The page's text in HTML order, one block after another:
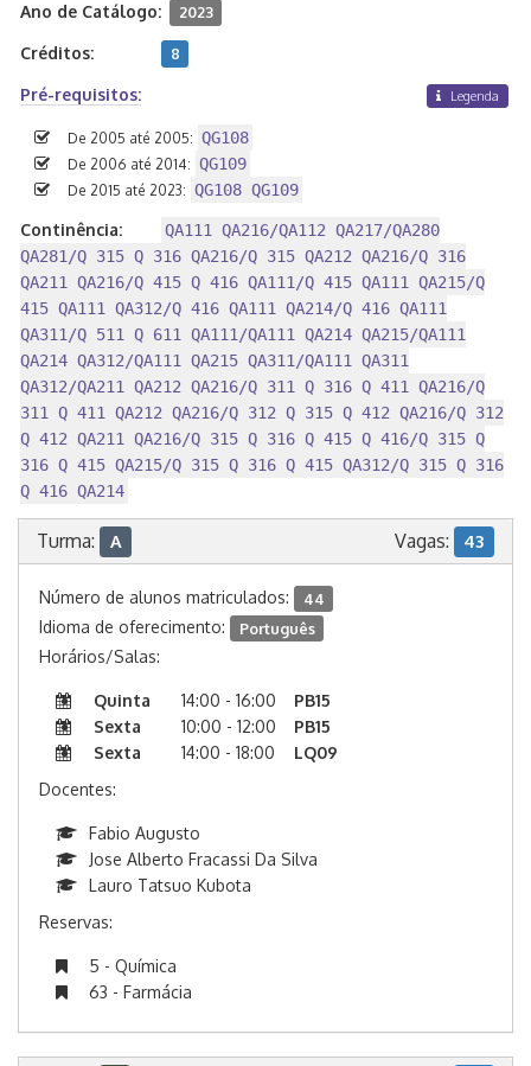
Ano de Catálogo: 2023
Créditos: 8
Pré-requisitos: Legenda
De 2005 até 2005: QG108
De 2006 até 2014: QG109
De 2015 até 2023: QG108 QG109
Continência:
QA111 QA216/QA112 QA217/QA280
QA281/Q 315 Q 316 QA216/Q 315 QA212 QA216/Q 316
QA211 QA216/Q 415 Q 416 QA111/Q 415 QA111 QA215/Q
415 QA111 QA312/Q 416 QA111 QA214/Q 416 QA111
QA311/Q 511 Q 611 QA111/QA111 QA214 QA215/QA111
QA214 QA312/QA111 QA215 QA311/QA111 QA311
QA312/QA211 QA212 QA216/Q 311 Q 316 Q 411 QA216/Q
311 Q 411 QA212 QA216/Q 312 Q 315 Q 412 QA216/Q 312
Q 412 QA211 QA216/Q 315 Q 316 Q 415 Q 416/Q 315 Q
316 Q 415 QA215/Q 315 Q 316 Q 415 QA312/Q 315 Q 316
Q 416 QA214
Turma: A Vagas: 43
Número de alunos matriculados: 44
Idioma de oferecimento: Português
Horários/Salas:
Quinta 14:00 - 16:00
PB15
Sexta
10:00 - 12:00
PB15
Sexta
14:00 - 18:00
LQ09
Docentes:
Fabio Augusto
Jose Alberto Fracassi Da Silva
Lauro Tatsuo Kubota
Reservas:
5 - Química
63 - Farmácia